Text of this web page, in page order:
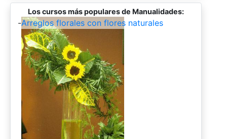
Los cursos más populares de Manualidades:
-Arreglos florales con flores naturales